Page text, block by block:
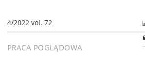
4/2022 vol. 72
PRACA POGLĄDOWA